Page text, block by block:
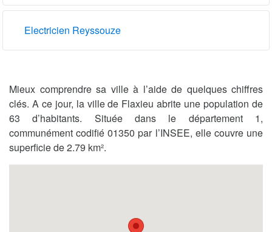
Electricien Reyssouze
Mieux comprendre sa ville à l’aide de quelques chiffres
clés. A ce jour, la ville de Flaxieu abrite une population de
63 d’habitants. Située dans le département 1,
communément codifié 01350 par l’INSEE, elle couvre une
superficie de 2.79 km².